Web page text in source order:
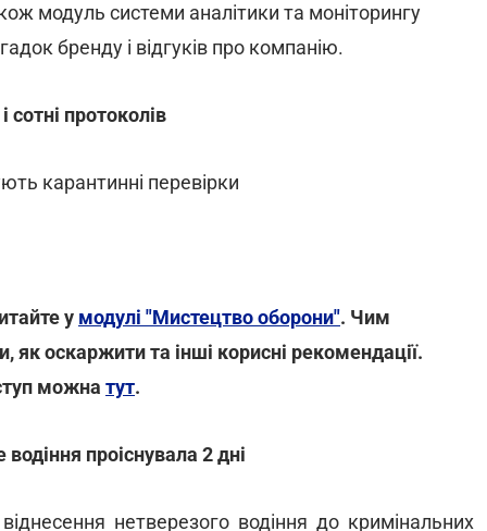
модуль системи аналітики та моніторингу
бренду і відгуків про компанію.
сотні протоколів
карантинні перевірки
у модулі "Мистецтво оборони". Чим
оскаржити та інші корисні рекомендації.
можна тут.
проіснувала 2 дні
нетверезого водіння до кримінальних